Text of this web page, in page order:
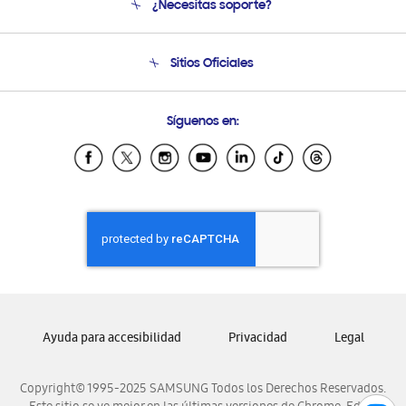
Soporte
Condiciones de Compra
¿Necesitas soporte?
Soporte vía eMail
Sitios Oficiales
Samsung Ecuador
Samsung El Salvador
Samsung Honduras
Samsung Nicaragua
Samsung Panamá
Samsung Venezuela
Síguenos en:
Copyright© 1995-2025 SAMSUNG Todos los Derechos Reservados.
Ayuda para accesibilidad Privacidad Legal